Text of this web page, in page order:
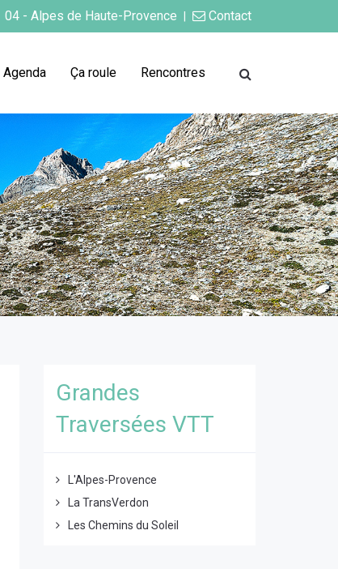
04 - Alpes de Haute-Provence Contact
Agenda Ça roule Rencontres
Grandes
Traversées VTT
L'Alpes-Provence
La TransVerdon
Les Chemins du Soleil